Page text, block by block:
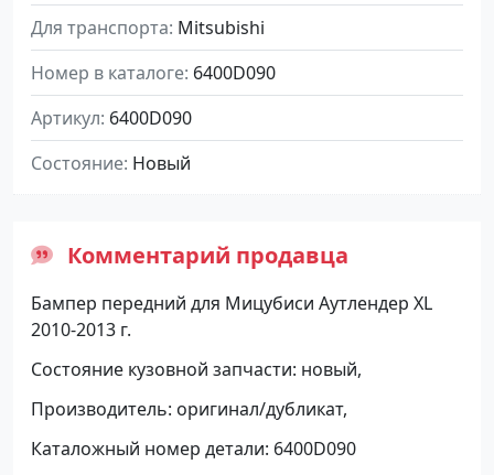
Для транспорта Mitsubishi
Номер в каталоге 6400D090
Артикул 6400D090
Состояние Новый
Комментарий продавца
Бампер передний для Мицубиси Аутлендер XL
2010-2013 г.
Состояние кузовной запчасти: новый,
Производитель: оригинал/дубликат,
Каталожный номер детали: 6400D090